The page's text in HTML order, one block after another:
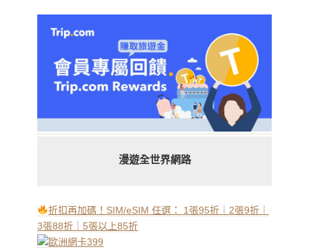
漫遊全世界網路
折扣再加碼！SIM/eSIM 任選： 1張95折｜2張9折｜
3張88折｜5張以上85折